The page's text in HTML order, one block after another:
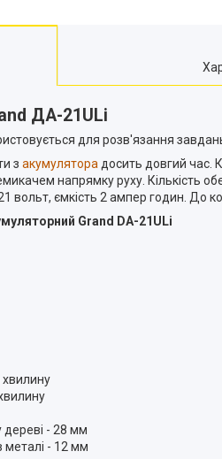
ДА-21ULi
для розв'язання
з акумулятора досить довгий час.
напрямку руху. Кількість
ємкість 2 ампер годин. До
Grand DA-21ULi
- 28 мм
металі - 12 мм